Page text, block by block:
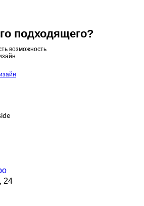
подходящего?
возможность
24